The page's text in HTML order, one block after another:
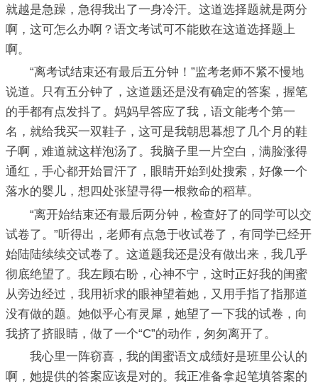
就越是急躁，急得我出了一身冷汗。这道选择题就是两分
啊，这可怎么办啊？语文考试可不能败在这道选择题上
啊。
“离考试结束还有最后五分钟！”监考老师不紧不慢地
说道。只有五分钟了，这道题还是没有确定的答案，握笔
的手都有点发抖了。妈妈早答应了我，语文能考个第一
名，就给我买一双鞋子，这可是我朝思暮想了几个月的鞋
子啊，难道就这样泡汤了。我脑子里一片空白，满脸涨得
通红，手心都开始冒汗了，眼睛开始到处搜索，好像一个
落水的婴儿，想四处张望寻得一根救命的稻草。
“离开始结束还有最后两分钟，检查好了的同学可以交
试卷了。”听得出，老师有点急于收试卷了，有同学已经开
始陆陆续续交试卷了。这道题我还是没有做出来，我几乎
彻底绝望了。我左顾右盼，心神不宁，这时正好我的闺蜜
从旁边经过，我用祈求的眼神望着她，又用手指了指那道
没有做的题。她似乎心有灵犀，她望了一下我的试卷，向
我挤了挤眼睛，做了一个“C”的动作，匆匆离开了。
我心里一阵窃喜，我的闺蜜语文成绩好是班里公认的
啊，她提供的答案应该是对的。我正准备拿起笔填答案的